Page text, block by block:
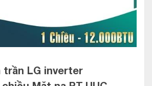
trần LG inverter